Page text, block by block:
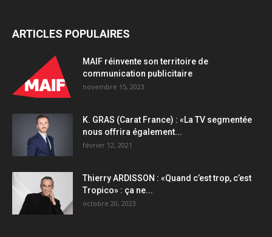
ARTICLES POPULAIRES
MAIF réinvente son territoire de
communication publicitaire
novembre 15, 2023
K. GRAS (Carat France) : «La TV segmentée
nous offrira également...
février 12, 2021
Thierry ARDISSON : «Quand c’est trop, c’est
Tropico» : ça ne...
octobre 20, 2023